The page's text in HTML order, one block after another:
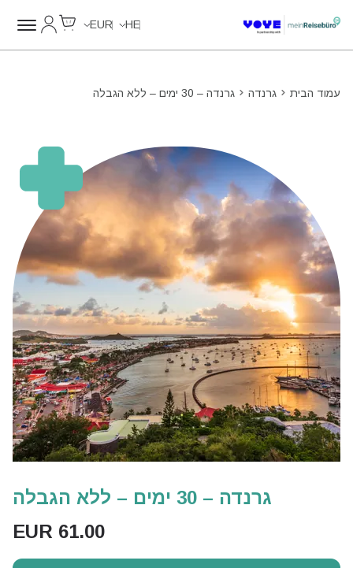
HE
EUR
עמוד הבית גרנדה גרנדה – 30 ימים – ללא הגבלה
גרנדה – 30 ימים – ללא הגבלה
EUR 61.00